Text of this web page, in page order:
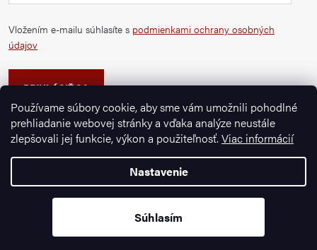
Používame súbory cookie, aby sme vám umožnili pohodlné
prehliadanie webovej stránky a vďaka analýze neustále
zlepšovali jej funkcie, výkon a použiteľnosť. Viac informácií
Nastavenie
Súhlasím
Vložením e-mailu súhlasíte s podmienkami ochrany osobných
údajov
PRIHLÁSIŤ SA
Vytvoril Shoptet Premium
Ignazrosler.sk. Všetky práva vyhradené.